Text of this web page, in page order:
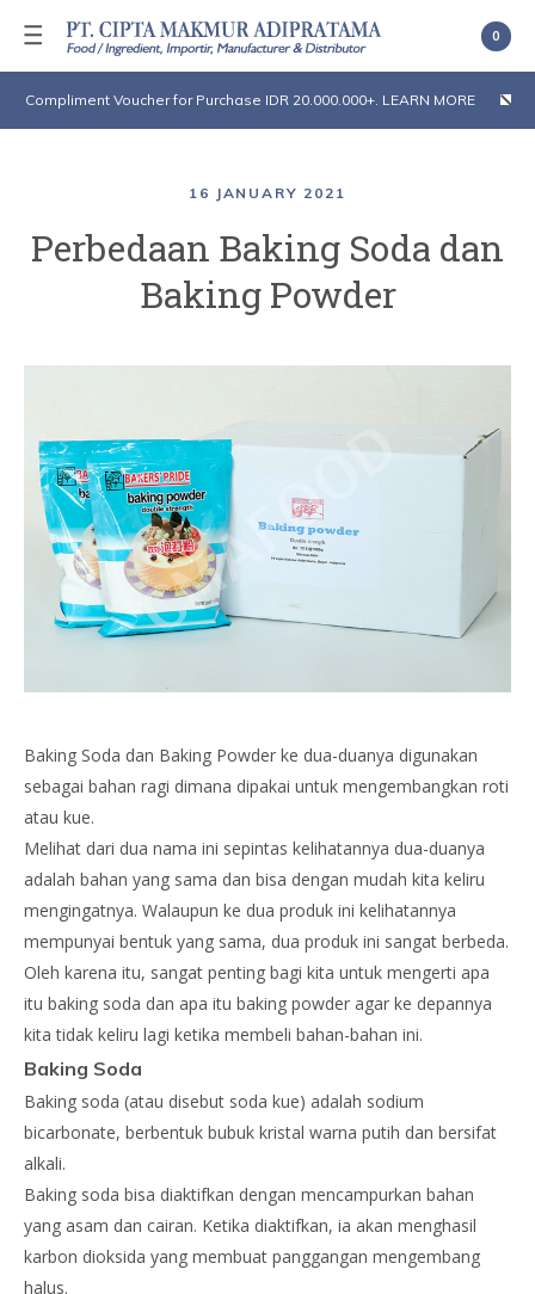
0
Compliment Voucher for Purchase IDR 20.000.000+. LEARN MORE
16 JANUARY 2021
Perbedaan Baking Soda dan
Baking Powder
Baking Soda dan Baking Powder ke dua-duanya digunakan
sebagai bahan ragi dimana dipakai untuk mengembangkan roti
atau kue.
Melihat dari dua nama ini sepintas kelihatannya dua-duanya
adalah bahan yang sama dan bisa dengan mudah kita keliru
mengingatnya. Walaupun ke dua produk ini kelihatannya
mempunyai bentuk yang sama, dua produk ini sangat berbeda.
Oleh karena itu, sangat penting bagi kita untuk mengerti apa
itu baking soda dan apa itu baking powder agar ke depannya
kita tidak keliru lagi ketika membeli bahan-bahan ini.
Baking Soda
Baking soda (atau disebut soda kue) adalah sodium
bicarbonate, berbentuk bubuk kristal warna putih dan bersifat
alkali.
Baking soda bisa diaktifkan dengan mencampurkan bahan
yang asam dan cairan. Ketika diaktifkan, ia akan menghasil
karbon dioksida yang membuat panggangan mengembang
halus.